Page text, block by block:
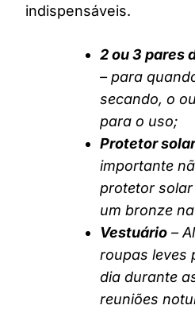
indispensáveis.
2 ou 3 pares
– para
secando, o
para o uso;
Protetor solar
importante
protetor
um bronze
Vestuário –
roupas leves
dia durante
reuniões